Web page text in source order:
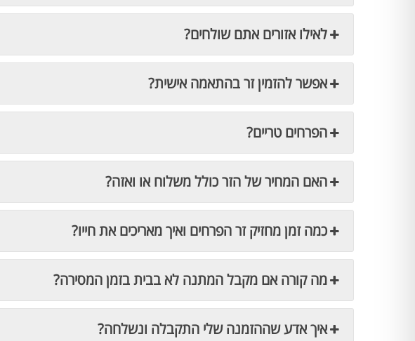
לאילו אזורים אתם שולחים?
אפשר להזמין זר בהתאמה אישית?
הפרחים טריים?
האם המחיר של הזר כולל משלוח או ואזה?
כמה זמן מחזיק זר הפרחים ואיך מאריכים את חייו?
מה קורה אם מקבל המתנה לא בבית בזמן המסירה?
איך אדע שההזמנה שלי התקבלה ונשלחה?